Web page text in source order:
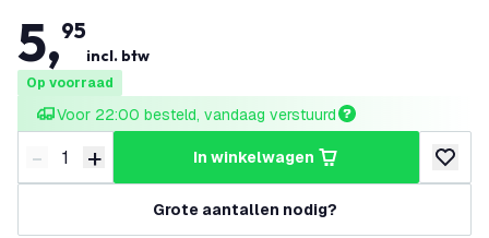
5,95
incl. btw
Op voorraad
Voor 22:00 besteld, vandaag verstuurd
Verminder hoeveelheid
- Verhoog hoeveelheid
+ in winkelwagen
Grote aantallen nodig?